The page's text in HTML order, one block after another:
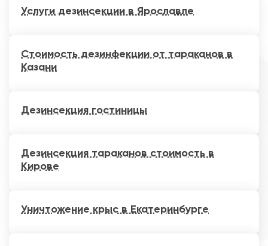
Услуги дезинсекции в Ярославле
Стоимость дезинфекции от тараканов в
Казани
Дезинсекция гостиницы
Дезинсекция тараканов стоимость в
Кирове
Уничтожение крыс в Екатеринбурге